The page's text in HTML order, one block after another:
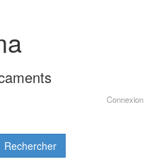
Connexion